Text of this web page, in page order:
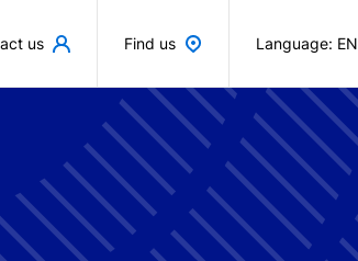
us Find us Language: EN